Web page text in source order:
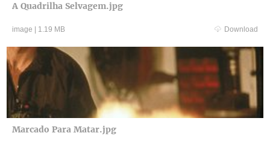
A Quadrilha Selvagem.jpg
image 1.19 MB Download
Marcado Para Matar.jpg